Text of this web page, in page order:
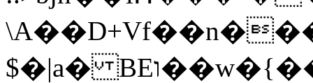
$�|a� BEו��w�{���;���q�X��d%�������W� hU�(�1�Ū}9�S�F<��i�L3�;�